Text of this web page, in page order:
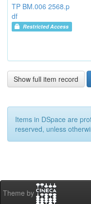
TP BM.006 2568.p
df
Restricted Access
Show full item record
Items in DSpace are
reserved, unless
Theme by